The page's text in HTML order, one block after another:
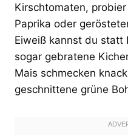
Kirschtomaten,
Paprika oder
Eiweiß kannst du statt
sogar gebratene
Mais schmecken
geschnittene grüne